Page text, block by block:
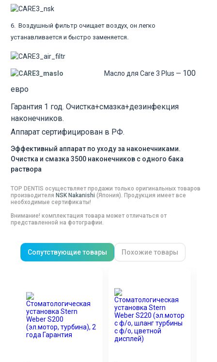
6. Воздушный фильтр очищает воздух, он легко
устанавливается и быстро заменяется.
Масло для Care 3 Plus — 100
евро
Гарантия 1 год. Очистка+смазка+дезинфекция
наконечников.
Аппарат сертифицирован в РФ.
Эффективный аппарат по уходу за наконечниками.
Очистка и смазка 3500 наконечников с одного бака
раствора
TOP DENTIS осуществляет продажи только оригинальных товаров
производителя NSK Nakanishi (Япония). Продукция имеет все
необходимые сертификаты!
Внимание! комплектация товара может отличаться от
представленной на фотографии.
Сопутствующие товары Похожие товары